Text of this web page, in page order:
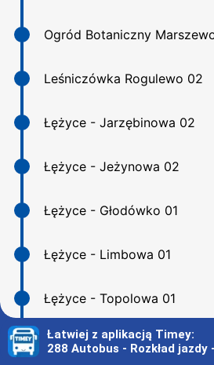
Ogród Botaniczny
Leśniczówka Rogulewo 02
Łężyce - Jarzębinowa 02
Łężyce - Jeżynowa 02
Łężyce - Głodówko 01
Łężyce - Limbowa 01
Łężyce - Topolowa 01
Łężyce 01
Łatwiej z aplikacją Timey:
288 Autobus - Rozkład jazdy